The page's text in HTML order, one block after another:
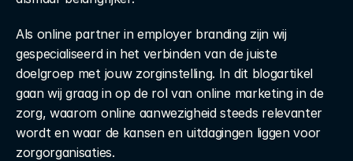
Als online partner in employer branding zijn wij
gespecialiseerd in het verbinden van de juiste
doelgroep met jouw zorginstelling. In dit blogartikel
gaan wij graag in op de rol van online marketing in de
zorg, waarom online aanwezigheid steeds relevanter
wordt en waar de kansen en uitdagingen liggen voor
zorgorganisaties.